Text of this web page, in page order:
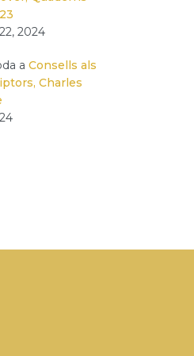
2024
a Consells als
Charles